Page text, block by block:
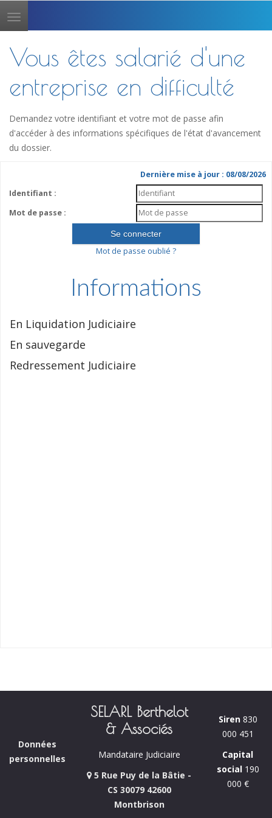
Toggle
navigation
Vous êtes salarié d'une
entreprise en difficulté
Demandez votre identifiant et votre mot de passe afin
d'accéder à des informations spécifiques de l'état d'avancement
du dossier.
Dernière mise à jour : 08/08/2026
Identifiant :
Mot de passe :
Mot de passe oublié ?
Informations
En Liquidation Judiciaire
En sauvegarde
Redressement Judiciaire
Données
personnelles
SELARL Berthelot
& Associés
Mandataire Judiciaire
5 Rue Puy de la Bâtie -
CS 30079 42600
Montbrison
Siren830
000 451
Capital
social190
000 €